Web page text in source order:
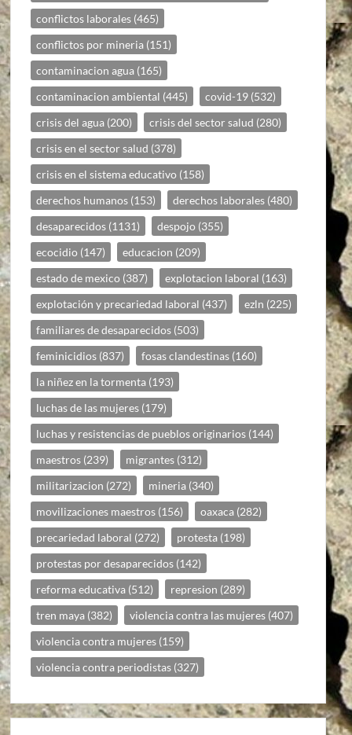
conflictos laborales (465)
conflictos por mineria (151)
contaminacion agua (165)
contaminacion ambiental (445) covid-19 (532)
crisis del agua (200) crisis del sector salud (280)
crisis en el sector salud (378)
crisis en el sistema educativo (158)
derechos humanos (153) derechos laborales (480)
desaparecidos (1131) despojo (355)
ecocidio (147) educacion (209)
estado de mexico (387) explotacion laboral (163)
explotación y precariedad laboral (437) ezln (225)
familiares de desaparecidos (503)
feminicidios (837) fosas clandestinas (160)
la niñez en la tormenta (193)
luchas de las mujeres (179)
luchas y resistencias de pueblos originarios (144)
maestros (239) migrantes (312)
militarizacion (272) mineria (340)
movilizaciones maestros (156) oaxaca (282)
precariedad laboral (272) protesta (198)
protestas por desaparecidos (142)
reforma educativa (512) represion (289)
tren maya (382) violencia contra las mujeres (407)
violencia contra mujeres (159)
violencia contra periodistas (327)